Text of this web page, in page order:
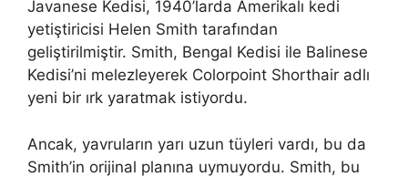
Javanese Kedisi, 1940’larda Amerikalı kedi
yetiştiricisi Helen Smith tarafından
geliştirilmiştir. Smith, Bengal Kedisi ile Balinese
Kedisi’ni melezleyerek Colorpoint Shorthair adlı
yeni bir ırk yaratmak istiyordu.
Ancak, yavruların yarı uzun tüyleri vardı, bu da
Smith’in orijinal planına uymuyordu. Smith, bu